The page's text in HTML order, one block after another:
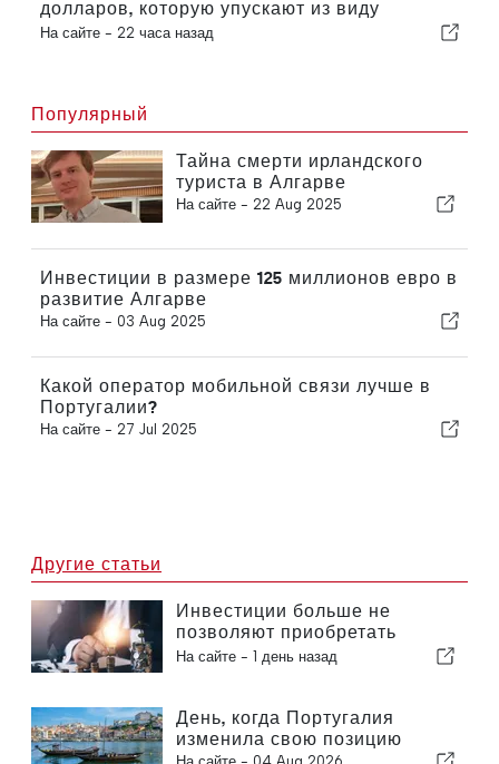
долларов, которую упускают из виду
большинство инвесторов
На сайте - 22 часа назад
Популярный
Тайна смерти ирландского
туриста в Алгарве
На сайте - 22 Aug 2025
Инвестиции в размере 125 миллионов евро в
развитие Алгарве
На сайте - 03 Aug 2025
Какой оператор мобильной связи лучше в
Португалии?
На сайте - 27 Jul 2025
Другие статьи
Инвестиции больше не
позволяют приобретать
только заводы — они
На сайте - 1 день назад
День, когда Португалия
изменила свою позицию